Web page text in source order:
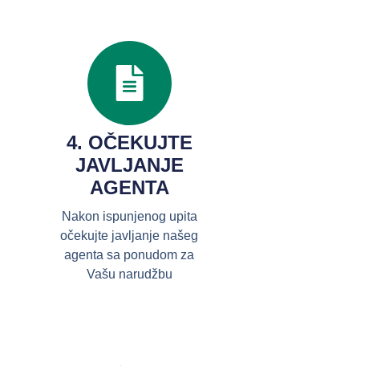
4. OČEKUJTE
JAVLJANJE
AGENTA
Nakon ispunjenog upita
očekujte javljanje našeg
agenta sa ponudom za
Vašu narudžbu